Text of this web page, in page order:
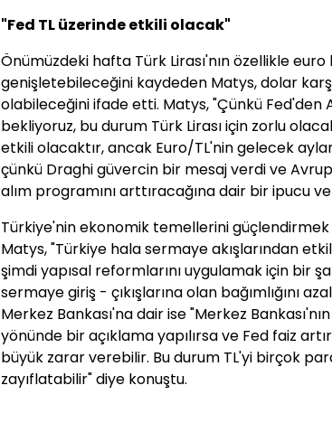
"Fed TL üzerinde etkili olacak"
Önümüzdeki hafta Türk Lirası'nın özellikle euro
genişletebileceğini kaydeden Matys, dolar
olabileceğini ifade etti. Matys, "Çünkü Fed'den
bekliyoruz, bu durum Türk Lirası için zorlu
etkili olacaktır, ancak Euro/TL'nin gelecek
çünkü Draghi güvercin bir mesaj verdi ve
alım programını arttıracağına dair bir ipucu
Türkiye'nin ekonomik temellerini
Matys, "Türkiye hala sermaye akışlarından
şimdi yapısal reformlarını uygulamak için bir
sermaye giriş - çıkışlarına olan bağımlığını
Merkez Bankası'na dair ise "Merkez
yönünde bir açıklama yapılırsa ve Fed faiz
büyük zarar verebilir. Bu durum TL'yi birçok
zayıflatabilir" diye konuştu.